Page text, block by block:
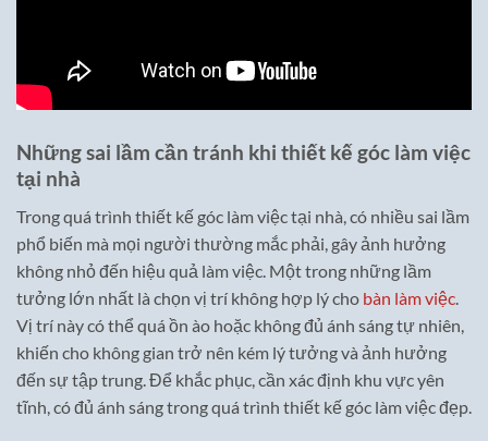
Những sai lầm cần tránh khi thiết kế góc làm việc
tại nhà
Trong quá trình thiết kế góc làm việc tại nhà, có nhiều sai lầm
phổ biến mà mọi người thường mắc phải, gây ảnh hưởng
không nhỏ đến hiệu quả làm việc. Một trong những lầm
tưởng lớn nhất là chọn vị trí không hợp lý cho bàn làm việc
Vị trí này có thể quá ồn ào hoặc không đủ ánh sáng tự nhiên,
khiến cho không gian trở nên kém lý tưởng và ảnh hưởng
đến sự tập trung. Để khắc phục, cần xác định khu vực yên
tĩnh, có đủ ánh sáng trong quá trình thiết kế góc làm việc đẹp.